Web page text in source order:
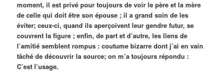
moment, il est privé pour toujours de voir le père et la mère
de celle qui doit être son épouse ; il a grand soin de les
éviter; ceux-ci, quand ils aperçoivent leur gendre futur, se
couvrent la figure ; enfin, de part et d’autre, les liens de
l’amitié semblent rompus : coutume bizarre dont j’ai en vain
tâché de découvrir la source; on m’a toujours répondu :
C’est l’usage.